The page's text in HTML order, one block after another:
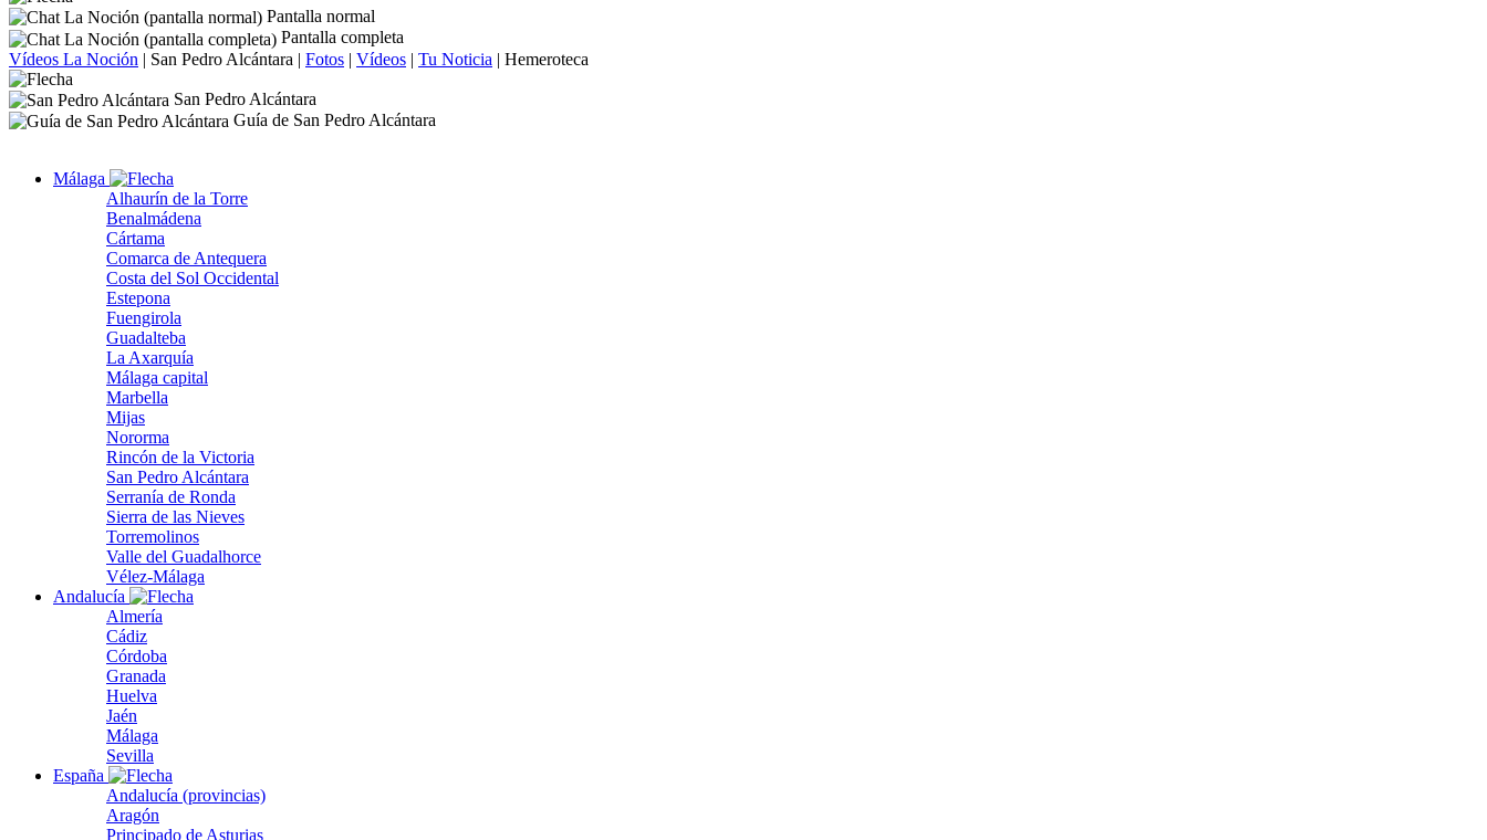
Pantalla normal
Pantalla completa
Vídeos La Noción | San Pedro Alcántara | Fotos | Vídeos | Tu Noticia | Hemeroteca
San Pedro Alcántara
Guía de San Pedro Alcántara
Málaga
Alhaurín de la Torre
Benalmádena
Cártama
Comarca de Antequera
Costa del Sol Occidental
Estepona
Fuengirola
Guadalteba
La Axarquía
Málaga capital
Marbella
Mijas
Nororma
Rincón de la Victoria
San Pedro Alcántara
Serranía de Ronda
Sierra de las Nieves
Torremolinos
Valle del Guadalhorce
Vélez-Málaga
Andalucía
Almería
Cádiz
Córdoba
Granada
Huelva
Jaén
Málaga
Sevilla
España
Andalucía (provincias)
Aragón
Principado de Asturias